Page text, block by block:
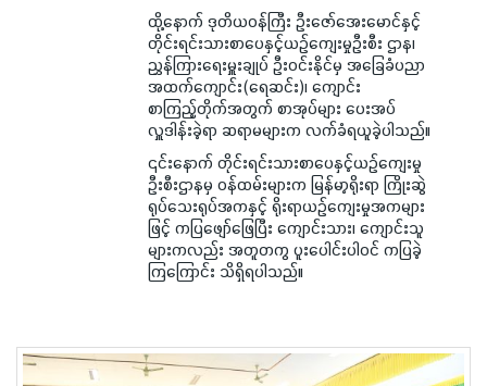
ထို့နောက် ဒုတိယဝန်ကြီး ဦးဇော်အေးမောင်နှင့်
တိုင်းရင်းသားစာပေနှင့်ယဉ်ကျေးမှုဦးစီး ဌာန၊
ညွှန်ကြားရေးမှူးချုပ် ဦးဝင်းနိုင်မှ အခြေခံပညာ
အထက်ကျောင်း(ရေဆင်း)၊ ကျောင်း
စာကြည့်တိုက်အတွက် စာအုပ်များ ပေးအပ်
လှူဒါန်းခဲ့ရာ ဆရာမများက လက်ခံရယူခဲ့ပါသည်။
၎င်းနောက် တိုင်းရင်းသားစာပေနှင့်ယဉ်ကျေးမှု
ဦးစီးဌာနမှ ဝန်ထမ်းများက မြန်မာ့ရိုးရာ ကြိုးဆွဲ
ရုပ်သေးရုပ်အကနှင့် ရိုးရာယဉ်ကျေးမှုအကများ
ဖြင့် ကပြဖျော်ဖြေပြီး ကျောင်းသား၊ ကျောင်းသူ
များကလည်း အတူတကွ ပူးပေါင်းပါဝင် ကပြခဲ့
ကြကြောင်း သိရှိရပါသည်။